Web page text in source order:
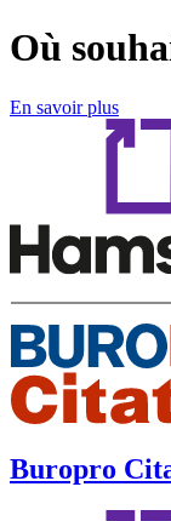
Où
En savoir plus
Buropro